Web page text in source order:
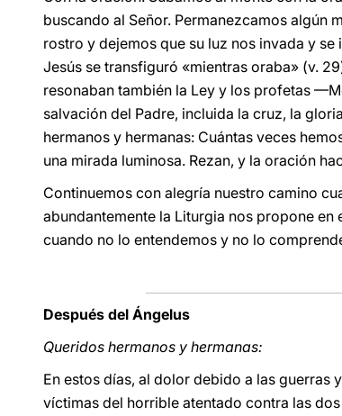
buscando al Señor. Permanezcamos algún
rostro y dejemos que su luz nos invada y
Jesús se transfiguró «mientras oraba» (v.
resonaban también la Ley y los profetas
salvación del Padre, incluida la cruz, la
hermanos y hermanas: Cuántas veces
una mirada luminosa. Rezan, y la oración
Continuemos con alegría nuestro camino
abundantemente la Liturgia nos propone en
cuando no lo entendemos y no lo
Después del Ángelus
Queridos hermanos y hermanas:
En estos días, al dolor debido a las guerras
víctimas del horrible atentado contra las